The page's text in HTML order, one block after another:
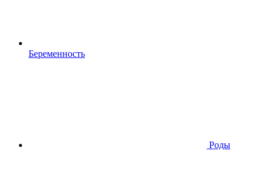
Беременность
Роды